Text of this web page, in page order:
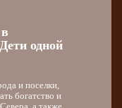
одной
и поселки,
богатство и